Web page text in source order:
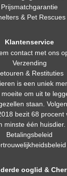
Prijsmatchgarantie
& Pet Rescues
Klantenservice
contact met ons
Verzending
& Restituties
is een uniek
om uit te
staan.
bezit 68 procent
minste één huisdier.
Betalingsbeleid
ooglid &